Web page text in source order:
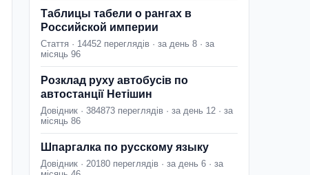
Таблицы табели о рангах в
Российской империи
Стаття · 14452 переглядів · за день 8 · за
місяць 96
Розклад руху автобусів по
автостанції Нетішин
Довідник · 384873 переглядів · за день 12 · за
місяць 86
Шпаргалка по русскому языку
Довідник · 20180 переглядів · за день 6 · за